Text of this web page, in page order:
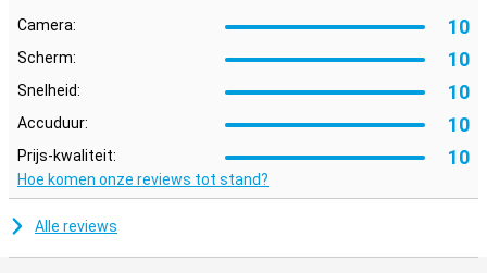
Camera: 10
Scherm: 10
Snelheid: 10
Accuduur: 10
Prijs-kwaliteit: 10
Hoe komen onze reviews tot stand?
Alle reviews